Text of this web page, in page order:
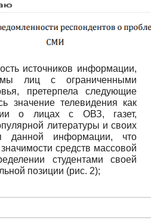
источников информации,
лиц с ограниченными
претерпела следующие
значение телевидения как
о лицах с ОВЗ, газет,
литературы и своих
данной информации, что
средств массовой
студентами своей
позиции (рис. 2);